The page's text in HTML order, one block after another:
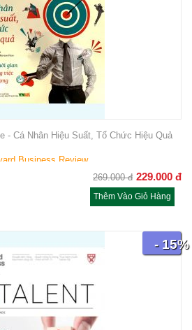
- Cá Nhân Hiệu Suất, Tổ Chức Hiệu Quả
Business Review
269.000 đ 229.000 đ
Thêm Vào Giỏ Hàng
- 15%